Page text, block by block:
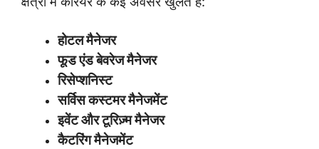
होटल मैनेजर
फूड एंड बेवरेज मैनेजर
रिसेप्शनिस्ट
सर्विस कस्टमर मैनेजमेंट
इवेंट और टूरिज़्म मैनेजर
कैटरिंग मैनेजमेंट